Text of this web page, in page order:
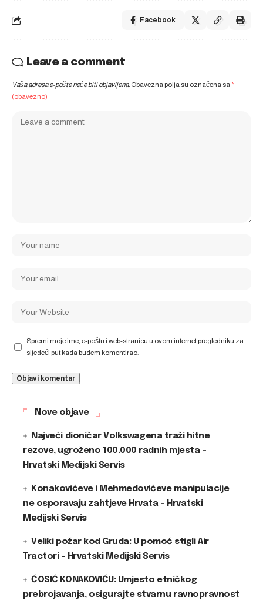
Facebook
Leave a comment
Vaša adresa e-pošte neće biti objavljena. Obavezna polja su označena sa*
(obavezno)
Spremi moje ime, e-poštu i web-stranicu u ovom internet pregledniku za
sljedeći put kada budem komentirao.
Nove objave
Najveći dioničar Volkswagena traži hitne
rezove, ugroženo 100.000 radnih mjesta –
Hrvatski Medijski Servis
Konakovićeve i Mehmedovićeve manipulacije
ne osporavaju zahtjeve Hrvata – Hrvatski
Medijski Servis
Veliki požar kod Gruda: U pomoć stigli Air
Tractori – Hrvatski Medijski Servis
ĆOSIĆ KONAKOVIĆU: Umjesto etničkog
prebrojavanja, osigurajte stvarnu ravnopravnost